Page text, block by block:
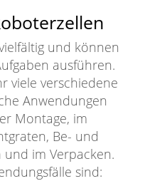
und können
ausführen.
viele verschiedene
Anwendungen
Montage, im
Be- und
im Verpacken.
sind: